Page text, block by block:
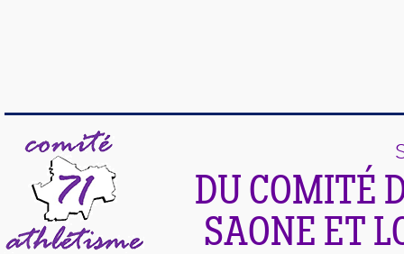
DU COMITÉ
SAONE ET